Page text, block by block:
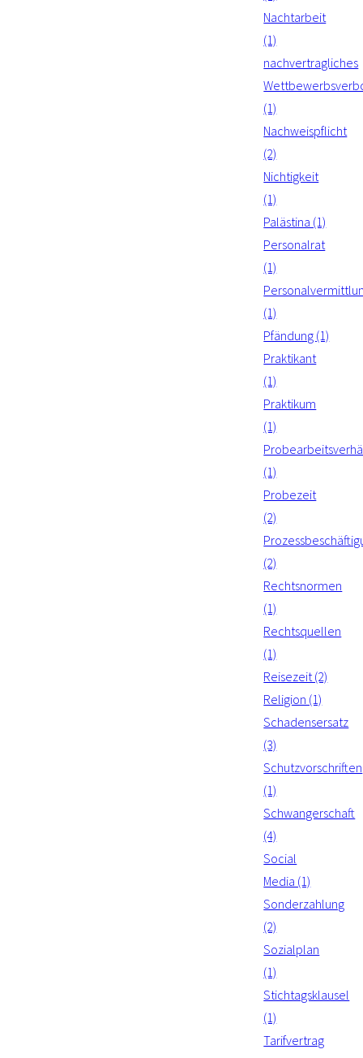
Nachtarbeit
(1)
nachvertragliches
(1)
Nachweispflicht
(2)
Nichtigkeit
(1)
Palästina (1)
Personalrat
(1)
(1)
Pfändung (1)
Praktikant
(1)
Praktikum
(1)
(1)
Probezeit
(2)
(2)
Rechtsnormen
(1)
Rechtsquellen
(1)
Reisezeit (2)
Religion (1)
Schadensersatz
(3)
Schutzvorschriften
(1)
Schwangerschaft
(4)
Social
Media (1)
Sonderzahlung
(2)
Sozialplan
(1)
Stichtagsklausel
(1)
Tarifvertrag